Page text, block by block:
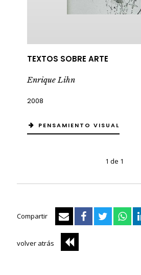
TEXTOS SOBRE ARTE
Enrique Lihn
2008
PENSAMIENTO VISUAL
1 de 1
Compartir
volver atrás